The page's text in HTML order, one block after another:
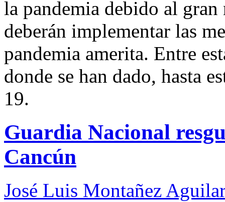
la pandemia debido al
deberán implementar las
pandemia amerita. Entre
donde se han dado, hasta
19.
Guardia Nacional
Cancún
José Luis Montañez Aguilar